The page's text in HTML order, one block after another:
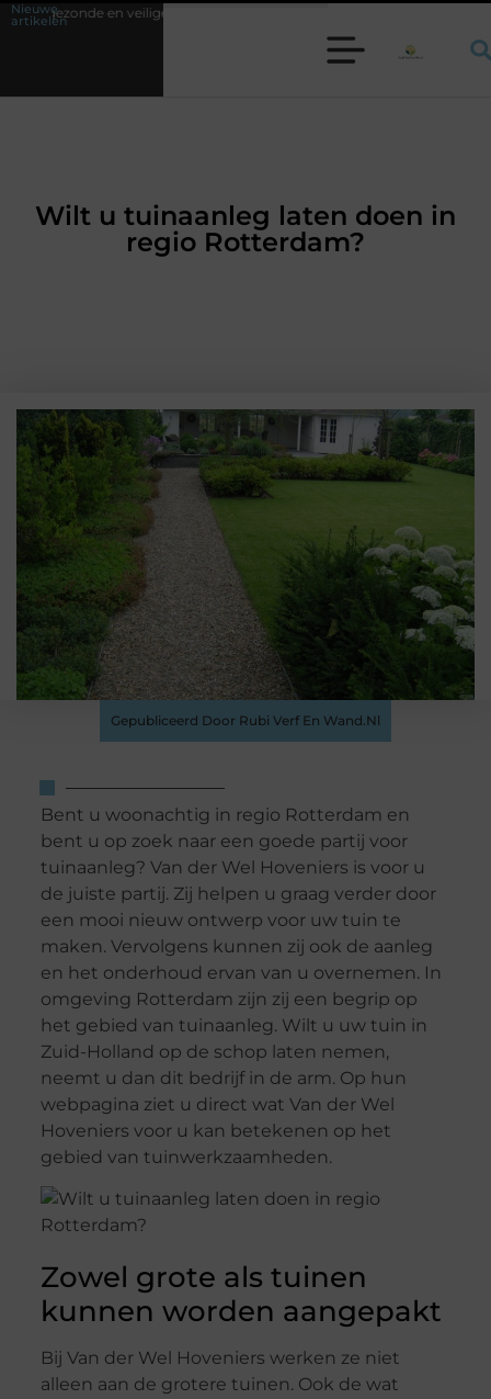
Nieuwe
artikelen
leefomgeving Waarom een werkschakelaar onmisbaar is bij veel
Wilt u tuinaanleg laten doen in
regio Rotterdam?
Gepubliceerd Door Rubi Verf En Wand.nl
Bent u woonachtig in regio Rotterdam en
bent u op zoek naar een goede partij voor
tuinaanleg? Van der Wel Hoveniers is voor u
de juiste partij. Zij helpen u graag verder door
een mooi nieuw ontwerp voor uw tuin te
maken. Vervolgens kunnen zij ook de aanleg
en het onderhoud ervan van u overnemen. In
omgeving Rotterdam zijn zij een begrip op
het gebied van tuinaanleg. Wilt u uw tuin in
Zuid-Holland op de schop laten nemen,
neemt u dan dit bedrijf in de arm. Op hun
webpagina ziet u direct wat Van der Wel
Hoveniers voor u kan betekenen op het
gebied van tuinwerkzaamheden.
Zowel grote als tuinen
kunnen worden aangepakt
Bij Van der Wel Hoveniers werken ze niet
alleen aan de grotere tuinen. Ook de wat